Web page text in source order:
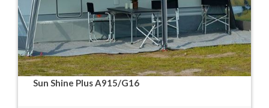
Sun Shine Plus A915/G16